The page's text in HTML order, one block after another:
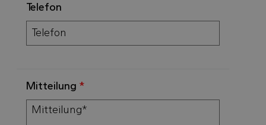
Telefon
Mitteilung *